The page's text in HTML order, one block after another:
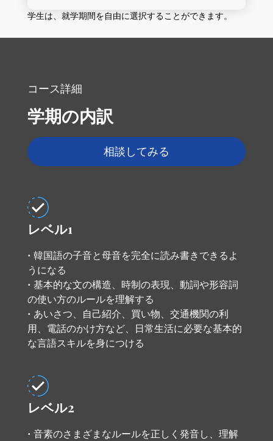
学生は、就学期間を自由に選択することができます。
コース詳細
学期の内訳
相談してみる
レベル1
• 韓国語の子音と母音を完全に読み書きできるよ
うになる
• 基本的な文の構造、時制の表現、動詞や形容詞
の使い方のルールを理解する
• あいさつ、自己紹介、買い物、交通機関の利
用、電話のかけ方など、日常生活に必要な基本的
な言語スキルを身につける
レベル2
• 音素のさまざまなルールを正しく発音し、理解